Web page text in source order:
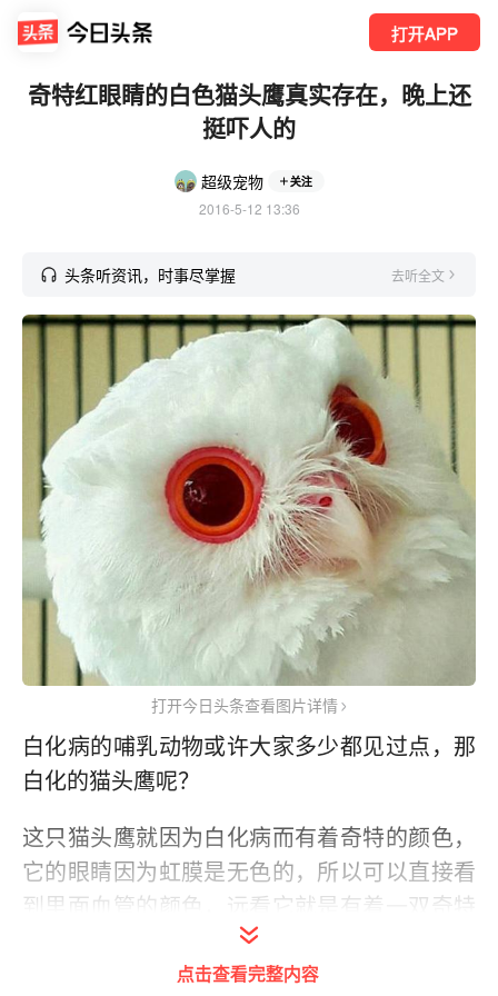
打开APP
奇特红眼睛的白色猫头鹰真实存在，晚上还
挺吓人的
超级宠物 关注
2016-5-12 13:36
头条听资讯，时事尽掌握 去听全文
打开今日头条查看图片详情
白化病的哺乳动物或许大家多少都见过点，那
白化的猫头鹰呢？
这只猫头鹰就因为白化病而有着奇特的颜色，
它的眼睛因为虹膜是无色的，所以可以直接看
到里面血管的颜色，远看它就是有着一双奇特
点击查看完整内容